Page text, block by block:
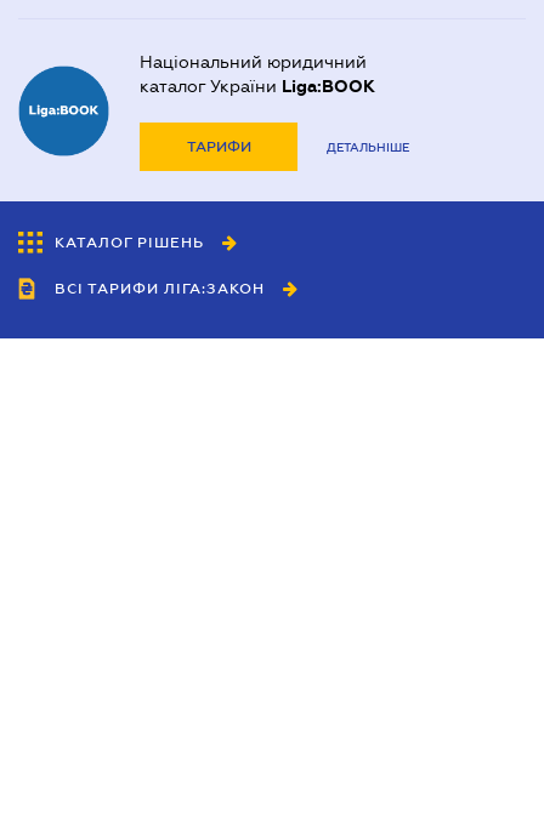
Національний юридичний
каталог України Liga:BOOK
ТАРИФИ ДЕТАЛЬНІШЕ
КАТАЛОГ РІШЕНЬ
ВСІ ТАРИФИ ЛІГА:ЗАКОН